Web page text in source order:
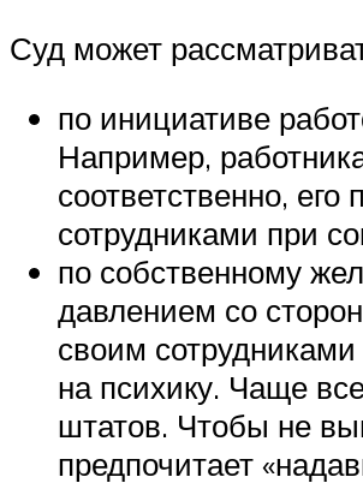
Суд может
по инициативе
Например,
соответственно,
сотрудниками при
по собственному
давлением со
своим
на психику. Чаще
штатов. Чтобы не
предпочитает